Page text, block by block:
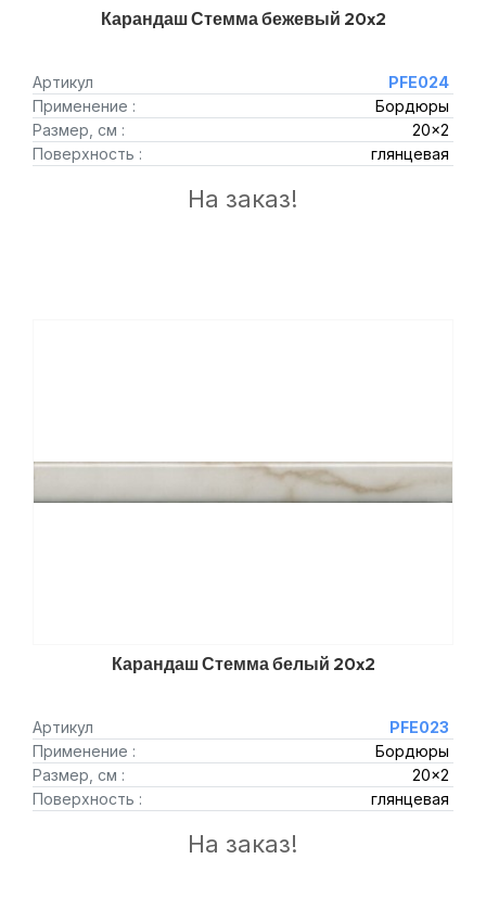
Карандаш Стемма бежевый 20x2
Артикул
PFE024
Применение :
Бордюры
Размер, см :
20x2
Поверхность :
глянцевая
На заказ!
Карандаш Стемма белый 20x2
Артикул
PFE023
Применение :
Бордюры
Размер, см :
20x2
Поверхность :
глянцевая
На заказ!